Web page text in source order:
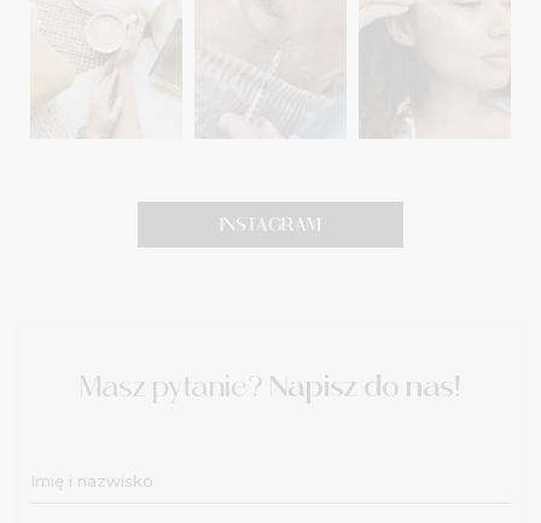
INSTAGRAM
Masz pytanie? Napisz do nas!